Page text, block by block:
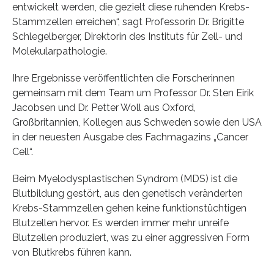
entwickelt werden, die gezielt diese ruhenden Krebs-
Stammzellen erreichen“, sagt Professorin Dr. Brigitte
Schlegelberger, Direktorin des Instituts für Zell- und
Molekularpathologie.
Ihre Ergebnisse veröffentlichten die Forscherinnen
gemeinsam mit dem Team um Professor Dr. Sten Eirik
Jacobsen und Dr. Petter Woll aus Oxford,
Großbritannien, Kollegen aus Schweden sowie den USA
in der neuesten Ausgabe des Fachmagazins „Cancer
Cell“.
Beim Myelodysplastischen Syndrom (MDS) ist die
Blutbildung gestört, aus den genetisch veränderten
Krebs-Stammzellen gehen keine funktionstüchtigen
Blutzellen hervor. Es werden immer mehr unreife
Blutzellen produziert, was zu einer aggressiven Form
von Blutkrebs führen kann.